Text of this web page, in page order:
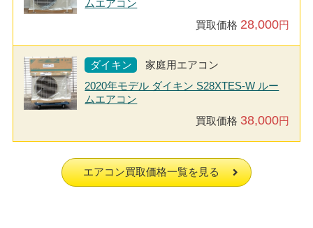
ムエアコン
買取価格 28,000円
ダイキン
家庭用エアコン
2020年モデル ダイキン S28XTES-W ルー
ムエアコン
買取価格 38,000円
エアコン買取価格一覧を見る